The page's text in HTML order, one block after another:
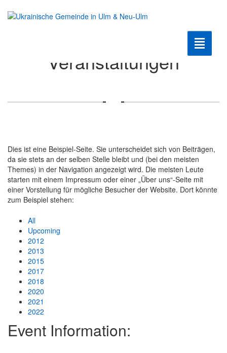
Toggle
Координаційний центр
Допомога Біженцям
Культура
Клуб Шанувальників
Iсторiя громади
Видатнi украiнцi
Подiї
Церква
Veranstaltungen
Dies ist eine Beispiel-Seite. Sie unterscheidet sich von Beiträgen,
da sie stets an der selben Stelle bleibt und (bei den meisten
Themes) in der Navigation angezeigt wird. Die meisten Leute
starten mit einem Impressum oder einer „Über uns“-Seite mit
einer Vorstellung für mögliche Besucher der Website. Dort könnte
zum Beispiel stehen:
All
Upcoming
2012
2013
2015
2017
2018
2020
2021
2022
Event Information: